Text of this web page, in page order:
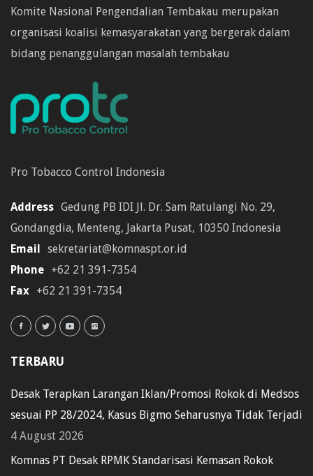
Komite Nasional Pengendalian Tembakau merupakan
organisasi koalisi kemasyarakatan yang bergerak dalam
bidang penanggulangan masalah tembakau
Pro Tobacco Control Indonesia
Address Gedung PB IDI Jl. Dr. Sam Ratulangi No. 29,
Gondangdia, Menteng, Jakarta Pusat, 10350 Indonesia
Email
sekretariat@komnaspt.or.id
Phone +62 21 391-7354
Fax +62 21 391-7354
TERBARU
Desak Terapkan Larangan Iklan/Promosi Rokok di Medsos
sesuai PP 28/2024, Kasus Bigmo Seharusnya Tidak Terjadi
4 August 2026
Komnas PT Desak RPMK Standarisasi Kemasan Rokok